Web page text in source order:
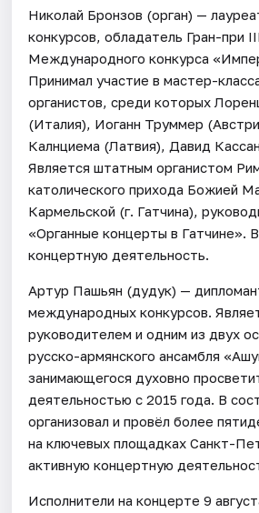
Николай Бронзов (орган) —
конкурсов, обладатель Гран-при III
Международного конкурса
Принимал участие в мастер-
органистов, среди которых
(Италия), Иоганн Труммер
Калнциема (Латвия), Давид
Является штатным органистом
католического прихода Божией
Кармельской (г. Гатчина),
«Органные концерты в Гатчине».
концертную деятельность.
Артур Пашьян (дудук) —
международных конкурсов.
руководителем и одним из двух
русско-армянского ансамбля
занимающегося духовно
деятельностью с 2015 года. В
организовал и провёл более
на ключевых площадках Санкт-
активную концертную
Исполнители на концерте 9